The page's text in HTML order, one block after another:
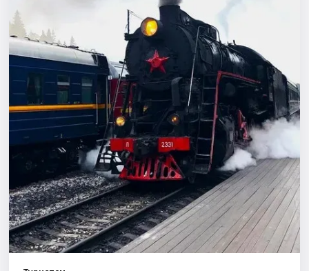
Города
Площадки
Артисты
Рейтинги